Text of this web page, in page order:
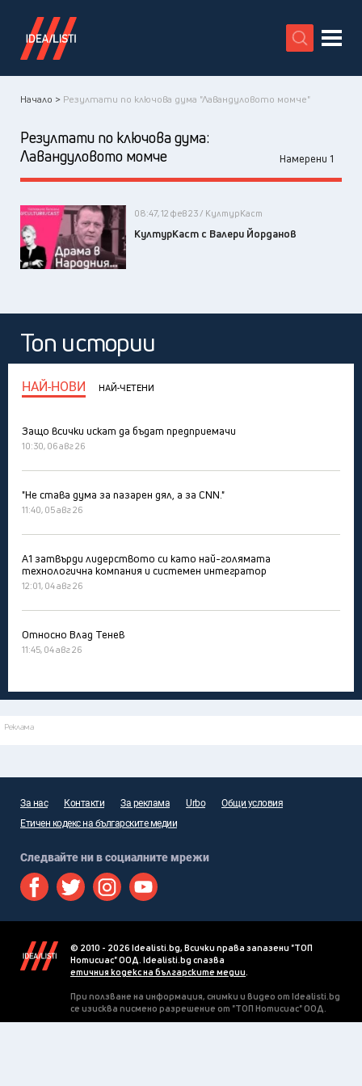
X
Начало > Резултати по ключова дума "Лавандуловото момче"
Резултати по ключова дума:
Лавандуловото момче
Намерени 1
08:47, 12 фев 23 / КултурКаст
КултурКаст с Валери Йорданов
Топ истории
НАЙ-НОВИ НАЙ-ЧЕТЕНИ
Защо всички искат да бъдат предприемачи
10:30, 06 авг 26
"Не става дума за пазарен дял, а за CNN."
11:40, 05 авг 26
А1 затвърди лидерството си като най-голямата
технологична компания и системен интегратор
12:01, 04 авг 26
Относно Влад Тенев
11:45, 04 авг 26
Реклама
За нас Контакти За реклама Urbo
Общи условия
Етичен кодекс на българските медии
Следвайте ни в социалните мрежи
© 2010 - 2026 Idealisti.bg, Всички права запазени "ТОП
Нотисиас" ООД. Idealisti.bg спазва
етичния кодекс на българските медии.
При ползване на информация, снимки и видео от Idealisti.bg
се изисква писмено разрешение от "ТОП Нотисиас" ООД.